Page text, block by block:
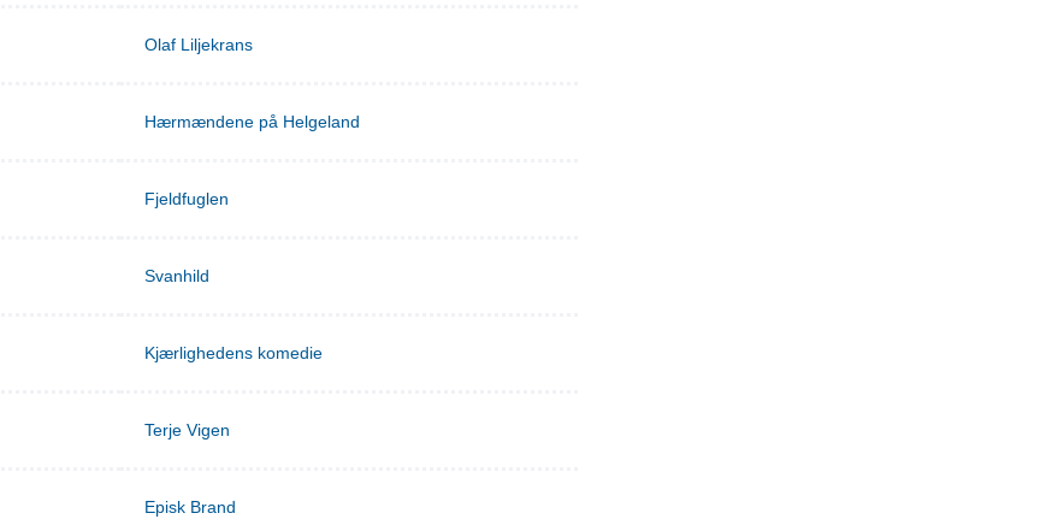
Olaf Liljekrans
Hærmændene på Helgeland
Fjeldfuglen
Svanhild
Kjærlighedens komedie
Terje Vigen
Episk Brand